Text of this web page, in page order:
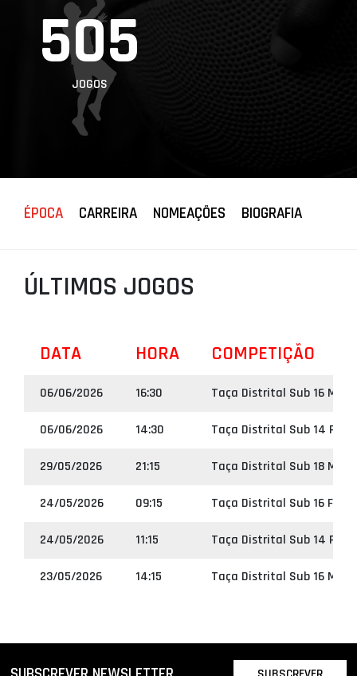
LIGA BETCLIC
MASCULINA
LIGA BETCLIC
FEMININA
505
JOGOS
ÉPOCA CARREIRA NOMEAÇÕES BIOGRAFIA
ÚLTIMOS JOGOS
DATA HORA COMPETIÇÃO
06/06/2026 16:30 Taça Distrital Sub 16
06/06/2026 14:30 Taça Distrital Sub 14
29/05/2026 21:15 Taça Distrital Sub 18
24/05/2026 09:15 Taça Distrital Sub 16
24/05/2026 11:15 Taça Distrital Sub 14
23/05/2026 14:15 Taça Distrital Sub 16